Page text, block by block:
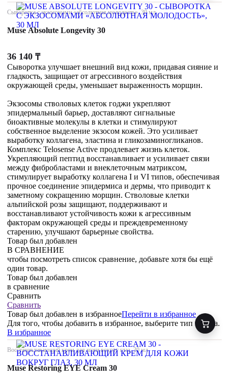
Сыворотка с экзосомами «абсолютная молодость», 30 мл
Muse Absolute Longevity 30
36 140 ₸
Сыворотка улучшает внешний вид кожи, придавая сияние и
гладкость, защищает от агрессивного воздействия
окружающей среды, уменьшает выраженность морщин.
Экзосомы стволовых клеток годжи укрепляют
эпидермальный барьер, доставляют сигнальные
биоактивные молекулы в клетки и стимулируют
собственное выделение экзосом кожей. Это усиливает
выработку коллагена, эластина и гликозаминогликанов.
Комплекс Telosense Active продлевает жизнь клеток.
Укрепляющий пептид восстанавливает и усиливает связи
между фибробластами и внеклеточным матриксом,
стимулирует выработку коллагена I и VI типов, обеспечивая
прочное соединение эпидермиса и дермы, что приводит к
заметному сокращению морщин. Стволовые клетки
альпийской розы защищают, поддерживают и
восстанавливают устойчивость кожи к агрессивным
факторам окружающей среды и преждевременному
старению, улучшают барьерные свойства.
Товар был добавлен
В СРАВНЕНИЕ
чтобы посмотреть список сравнение, добавьте хотя бы ещё
один товар.
Товар был добавлен
в сравнение
Сравнить
Сравнить
Товар был добавлен в избранноеПерейти в избранное
Для того, чтобы добавить в избранное, выберите тип товара.
В избранное
Восстанавливающий крем для кожи вокруг глаз, 30 мл
Muse Restoring EYE Cream 30